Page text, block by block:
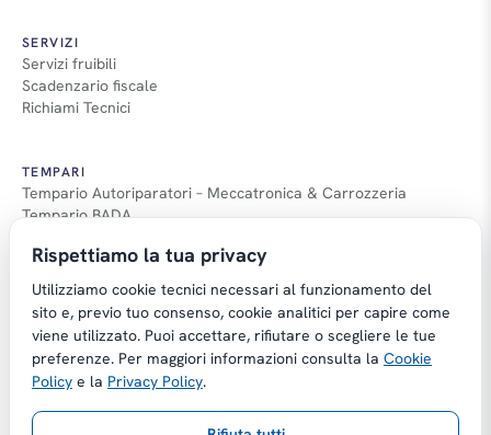
SERVIZI
Servizi fruibili
Scadenzario fiscale
Richiami Tecnici
TEMPARI
Tempario Autoriparatori – Meccatronica & Carrozzeria
Tempario BADA
Guida Applicazione Tempi
Copyright © Tempario.it | Powered by
Planus Group Srl - P.I. IT03584100238
Rispettiamo la tua privacy
Utilizziamo cookie tecnici necessari al funzionamento del
sito e, previo tuo consenso, cookie analitici per capire come
viene utilizzato. Puoi accettare, rifiutare o scegliere le tue
preferenze. Per maggiori informazioni consulta la Cookie
Policy e la Privacy Policy.